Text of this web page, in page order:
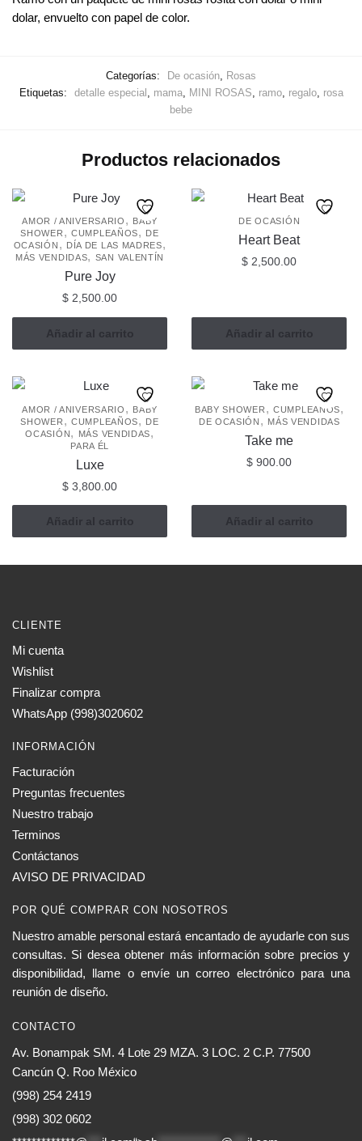
dolar, envuelto con papel de color.
Categorías: De ocasión, Rosas
Etiquetas:
detalle especial , mama, MINI ROSAS, ramo, regalo, rosa
bebe
Productos relacionados
AMOR / ANIVERSARIO , BABY
SHOWER , CUMPLEAÑOS, DE
OCASIÓN , DÍA DE LAS MADRES,
MÁS VENDIDAS, SAN VALENTÍN
Pure Joy
$ 2,500.00
Añadir al carrito
DE OCASIÓN
Heart Beat
$ 2,500.00
Añadir al carrito
AMOR / ANIVERSARIO , BABY
SHOWER , CUMPLEAÑOS, DE
OCASIÓN, MÁS VENDIDAS,
PARA ÉL
Luxe
$ 3,800.00
Añadir al carrito
BABY SHOWER , CUMPLEAÑOS,
DE OCASIÓN , MÁS VENDIDAS
Take me
$ 900.00
Añadir al carrito
CLIENTE
Mi cuenta
Wishlist
Finalizar compra
WhatsApp (998)3020602
INFORMACIÓN
Facturación
Preguntas frecuentes
Nuestro trabajo
Terminos
Contáctanos
AVISO DE PRIVACIDAD
POR QUÉ COMPRAR CON NOSOTROS
Nuestro amable personal estará encantado de ayudarle con sus
consultas. Si desea obtener más información sobre precios y
disponibilidad, llame o envíe un correo electrónico para una
reunión de diseño.
CONTACTO
Av. Bonampak SM. 4 Lote 29 MZA. 3 LOC. 2 C.P. 77500
Cancún Q. Roo México
(998) 254 2419
(998) 302 0602